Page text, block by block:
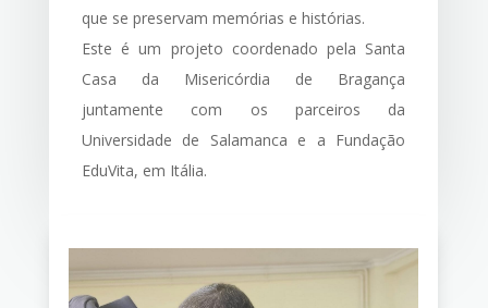
que se preservam memórias e histórias.
Este é um projeto coordenado pela Santa
Casa da Misericórdia de Bragança
juntamente com os parceiros da
Universidade de Salamanca e a Fundação
EduVita, em Itália.